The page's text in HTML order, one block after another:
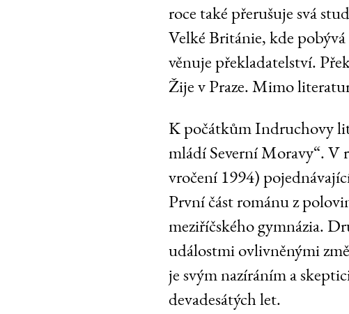
roce také přerušuje svá
Velké Británie, kde
věnuje překladatelství.
Žije v Praze. Mimo
K počátkům Indruchovy
mládí Severní Moravy“. V
vročení 1994)
První část románu z
meziříčského gymnázia.
událostmi ovlivněnými
je svým nazíráním a
devadesátých let.